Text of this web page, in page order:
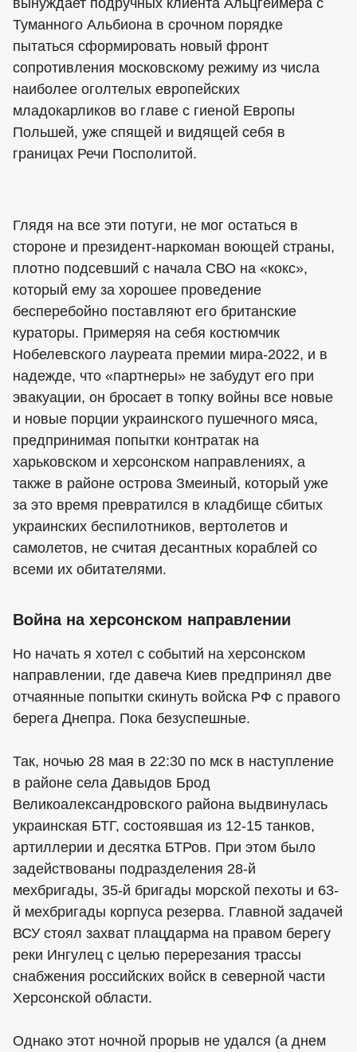
Туманного Альбиона в срочном порядке
пытаться сформировать новый фронт
сопротивления московскому режиму из числа
наиболее оголтелых европейских
младокарликов во главе с гиеной Европы
Польшей, уже спящей и видящей себя в
границах Речи Посполитой.
Глядя на все эти потуги, не мог остаться в
стороне и президент-наркоман воющей страны,
плотно подсевший с начала СВО на «кокс»,
который ему за хорошее проведение
бесперебойно поставляют его британские
кураторы. Примеряя на себя костюмчик
Нобелевского лауреата премии мира-2022, и в
надежде, что «партнеры» не забудут его при
эвакуации, он бросает в топку войны все новые
и новые порции украинского пушечного мяса,
предпринимая попытки контратак на
харьковском и херсонском направлениях, а
также в районе острова Змеиный, который уже
за это время превратился в кладбище сбитых
украинских беспилотников, вертолетов и
самолетов, не считая десантных кораблей со
всеми их обитателями.
Война на херсонском направлении
Но начать я хотел с событий на херсонском
направлении, где давеча Киев предпринял две
отчаянные попытки скинуть войска РФ с правого
берега Днепра. Пока безуспешные.
Так, ночью 28 мая в 22:30 по мск в наступление
в районе села Давыдов Брод
Великоалександровского района выдвинулась
украинская БТГ, состоявшая из 12-15 танков,
артиллерии и десятка БТРов. При этом было
задействованы подразделения 28-й
мехбригады, 35-й бригады морской пехоты и 63-
й мехбригады корпуса резерва. Главной задачей
ВСУ стоял захват плацдарма на правом берегу
реки Ингулец с целью перерезания трассы
снабжения российских войск в северной части
Херсонской области.
Однако этот ночной прорыв не удался (а днем